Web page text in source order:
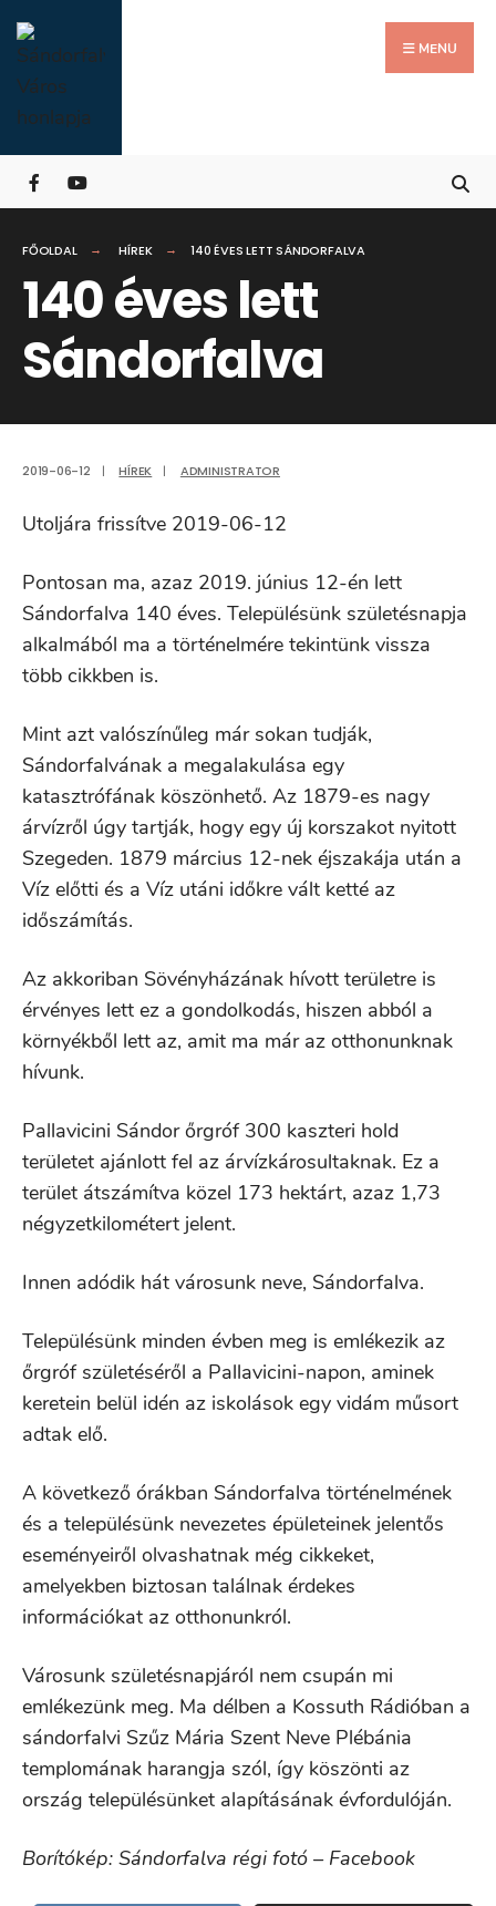
Skip
to
content
MENU
FŐOLDAL HÍREK 140 ÉVES LETT SÁNDORFALVA
140 éves lett
Sándorfalva
2019-06-12 | HÍREK | ADMINISTRATOR
Utoljára frissítve 2019-06-12
Pontosan ma, azaz 2019. június 12-én lett
Sándorfalva 140 éves. Településünk születésnapja
alkalmából ma a történelmére tekintünk vissza
több cikkben is.
Mint azt valószínűleg már sokan tudják,
Sándorfalvának a megalakulása egy
katasztrófának köszönhető. Az 1879-es nagy
árvízről úgy tartják, hogy egy új korszakot nyitott
Szegeden. 1879 március 12-nek éjszakája után a
Víz előtti és a Víz utáni időkre vált ketté az
időszámítás.
Az akkoriban Sövényházának hívott területre is
érvényes lett ez a gondolkodás, hiszen abból a
környékből lett az, amit ma már az otthonunknak
hívunk.
Pallavicini Sándor őrgróf 300 kaszteri hold
területet ajánlott fel az árvízkárosultaknak. Ez a
terület átszámítva közel 173 hektárt, azaz 1,73
négyzetkilométert jelent.
Innen adódik hát városunk neve, Sándorfalva.
Településünk minden évben meg is emlékezik az
őrgróf születéséről a Pallavicini-napon, aminek
keretein belül idén az iskolások egy vidám műsort
adtak elő.
A következő órákban Sándorfalva történelmének
és a településünk nevezetes épületeinek jelentős
eseményeiről olvashatnak még cikkeket,
amelyekben biztosan találnak érdekes
információkat az otthonunkról.
Városunk születésnapjáról nem csupán mi
emlékezünk meg. Ma délben a Kossuth Rádióban a
sándorfalvi Szűz Mária Szent Neve Plébánia
templomának harangja szól, így köszönti az
ország településünket alapításának évfordulóján.
Borítókép: Sándorfalva régi fotó – Facebook
for:
Close